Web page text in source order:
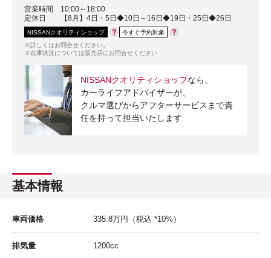
営業時間
10:00～18:00
定休日
【8月】4日・5日◆10日～16日◆19日・25日◆26日
NISSANクオリティショップ
今すぐ予約対象
※詳しくはお問合せください。
※在庫状況については販売店にお問合せください
NISSANクオリティショップなら、
カーライフアドバイザーが、
クルマ選びからアフターサービスまで責
任を持って担当いたします
基本情報
車両価格 335.8万円 （税込 *10%）
排気量 1200cc